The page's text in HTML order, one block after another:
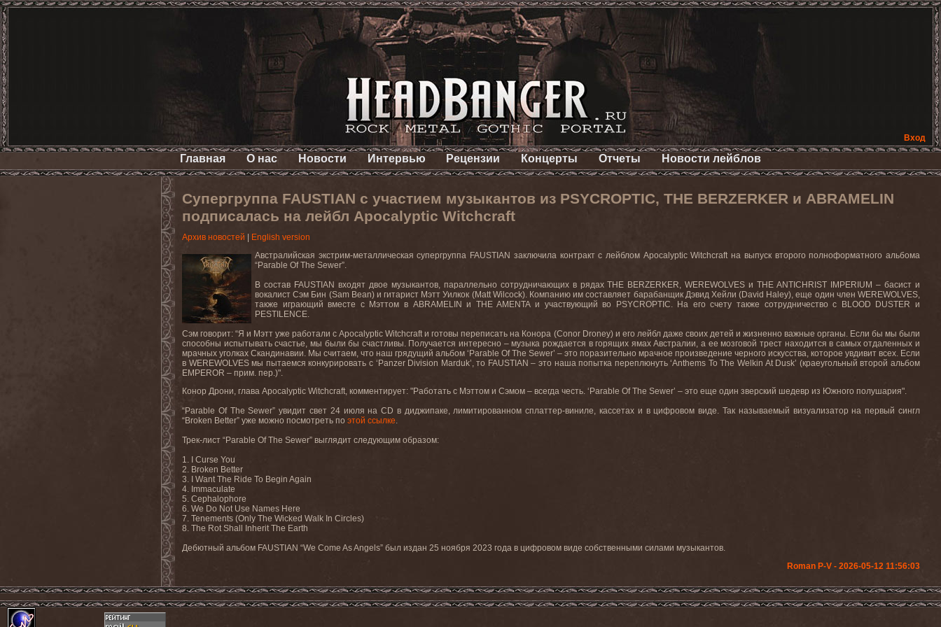
Вход
Главная О нас Новости Интервью Рецензии Концерты Отчеты Новости лейблов
Супергруппа FAUSTIAN с участием музыкантов из PSYCROPTIC, THE BERZERKER и ABRAMELIN
подписалась на лейбл Apocalyptic Witchcraft
Архив новостей
English version
Австралийская экстрим-металлическая супергруппа FAUSTIAN заключила контракт с лейблом Apocalyptic Witchcraft на выпуск второго полноформатного альбома
“Parable Of The Sewer”.
В состав FAUSTIAN входят двое музыкантов, параллельно сотрудничающих в рядах THE BERZERKER, WEREWOLVES и THE ANTICHRIST IMPERIUM – басист и
вокалист Сэм Бин (Sam Bean) и гитарист Мэтт Уилкок (Matt Wilcock). Компанию им составляет барабанщик Дэвид Хейли (David Haley), еще один член WEREWOLVES,
также играющий вместе с Мэттом в ABRAMELIN и THE AMENTA и участвующий во PSYCROPTIC. На его счету также сотрудничество с BLOOD DUSTER и
PESTILENCE.
Сэм говорит: “Я и Мэтт уже работали с Apocalyptic Witchcraft и готовы переписать на Конора (Conor Droney) и его лейбл даже своих детей и жизненно важные органы. Если бы мы были
способны испытывать счастье, мы были бы счастливы. Получается интересно – музыка рождается в горящих ямах Австралии, а ее мозговой трест находится в самых отдаленных и
мрачных уголках Скандинавии. Мы считаем, что наш грядущий альбом ‘Parable Of The Sewer’ – это поразительно мрачное произведение черного искусства, которое увдивит всех. Если
в WEREWOLVES мы пытаемся конкурировать с ‘Panzer Division Marduk’, то FAUSTIAN – это наша попытка переплюнуть ‘Anthems To The Welkin At Dusk’ (краеугольный второй альбом
EMPEROR – прим. пер.)".
Конор Дрони, глава Apocalyptic Witchcraft, комментирует: "Работать с Мэттом и Сэмом – всегда честь. ‘Parable Of The Sewer’ – это еще один зверский шедевр из Южного полушария".
“Parable Of The Sewer” увидит свет 24 июля на CD в диджипаке, лимитированном сплаттер-виниле, кассетах и в цифровом виде. Так называемый визуализатор на первый сингл
“Broken Better” уже можно посмотреть по этой ссылке.
Трек-лист “Parable Of The Sewer” выглядит следующим образом:
1. I Curse You
2. Broken Better
3. I Want The Ride To Begin Again
4. Immaculate
5. Cephalophore
6. We Do Not Use Names Here
7. Tenements (Only The Wicked Walk In Circles)
8. The Rot Shall Inherit The Earth
Дебютный альбом FAUSTIAN “We Come As Angels” был издан 25 ноября 2023 года в цифровом виде собственными силами музыкантов.
Roman P-V - 2026-05-12 11:56:03